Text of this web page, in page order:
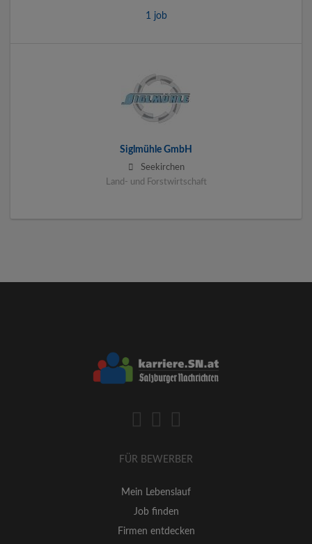
1 job
Siglmühle GmbH
Seekirchen
Land- und Forstwirtschaft
FÜR BEWERBER
Mein Lebenslauf
Job finden
Firmen entdecken